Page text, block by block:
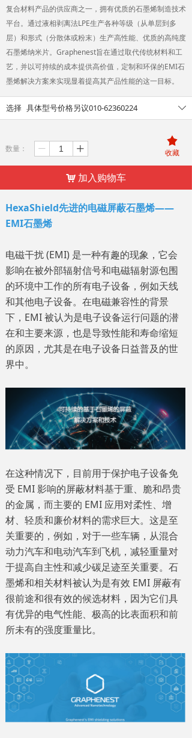
复合材料产品的供应商之一，拥有优质的石墨烯制造技术
平台。通过液相剥离法LPE生产各种等级（从单层到多
层）和形式（分散体或粉末）生产高性能、优质的高纯度
石墨烯纳米片。Graphenest旨在通过取代传统材料和工
艺，并以可持续的成本提供高价值，定制和环保的EMI石
墨烯解决方案来实现显着提高其产品性能的这一目标。
ꄳ
选择 具体型号价格另议010-62360224
낙 加入购物车
数量： ꄷ ꄸ
HexaShield先进的电磁屏蔽石墨烯——
EMI石墨烯
电磁干扰 (EMI) 是一种有趣的现象，它会
影响在被外部辐射信号和电磁辐射源包围
的环境中工作的所有电子设备，例如天线
和其他电子设备。在电磁兼容性的背景
下，EMI 被认为是电子设备运行问题的潜
在和主要来源，也是导致性能和寿命缩短
的原因，尤其是在电子设备日益普及的世
界中。
在这种情况下，目前用于保护电子设备免
受 EMI 影响的屏蔽材料基于重、脆和昂贵
的金属，而主要的 EMI 应用对柔性、增
材、轻质和廉价材料的需求巨大。这是至
关重要的，例如，对于一些车辆，从混合
动力汽车和电动汽车到飞机，减轻重量对
于提高自主性和减少碳足迹至关重要。石
墨烯和相关材料被认为是有效 EMI 屏蔽有
很前途和很有效的候选材料，因为它们具
有优异的电气性能、极高的比表面积和前
所未有的强度重量比。
끄
收藏